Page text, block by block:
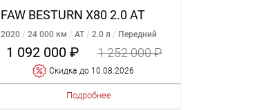
FAW BESTURN X80 2.0 AT
2020 24 000 км AT 2.0 л Передний
1 092 000 ₽ 1 252 000 ₽
Cкидка до 10.08.2026
Подробнее